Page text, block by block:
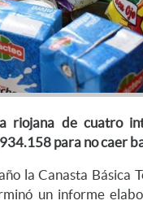
riojana de cuatro
para no caer
la Canasta Básica
un informe